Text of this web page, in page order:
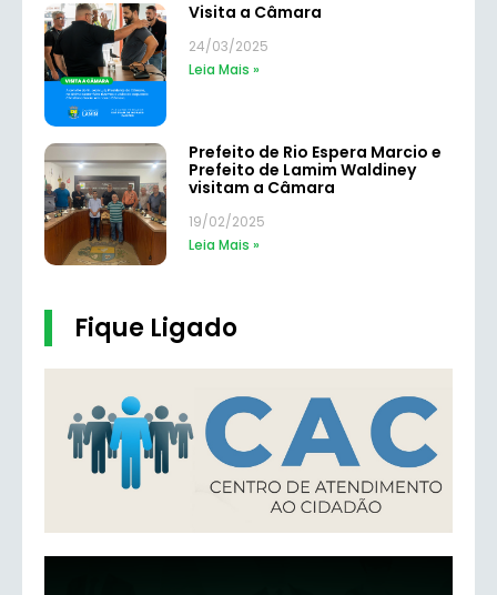
Visita a Câmara
24/03/2025
Leia Mais »
Prefeito de Rio Espera Marcio e
Prefeito de Lamim Waldiney
visitam a Câmara
19/02/2025
Leia Mais »
Fique Ligado